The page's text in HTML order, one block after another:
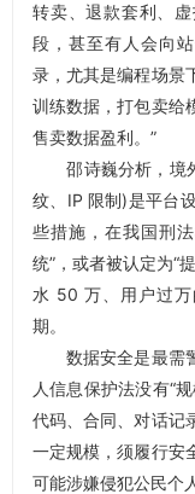
转卖、退款套利、
段，甚至有人会向
录，尤其是编程场景
训练数据，打包卖给
售卖数据盈利。”
邵诗巍分析，境外
纹、IP 限制)是平台
些措施，在我国刑
统”，或者被认定为“
水 50 万、用户过
期。
数据安全是最需警
人信息保护法没有“
代码、合同、对话记
一定规模，须履行安
可能涉嫌侵犯公民个